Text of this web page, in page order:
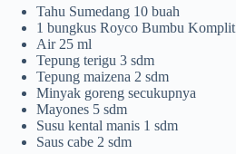
Tahu Sumedang 10 buah
1 bungkus Royco Bumbu Komplit
Air 25 ml
Tepung terigu 3 sdm
Tepung maizena 2 sdm
Minyak goreng secukupnya
Mayones 5 sdm
Susu kental manis 1 sdm
Saus cabe 2 sdm